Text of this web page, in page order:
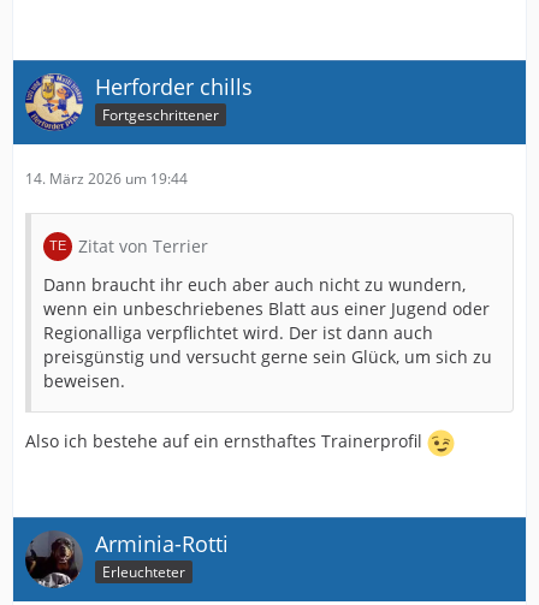
Herforder chills
Fortgeschrittener
14. März 2026 um 19:44
Zitat von Terrier
Dann braucht ihr euch aber auch nicht zu wundern,
wenn ein unbeschriebenes Blatt aus einer Jugend oder
Regionalliga verpflichtet wird. Der ist dann auch
preisgünstig und versucht gerne sein Glück, um sich zu
beweisen.
Also ich bestehe auf ein ernsthaftes Trainerprofil
Arminia-Rotti
Erleuchteter